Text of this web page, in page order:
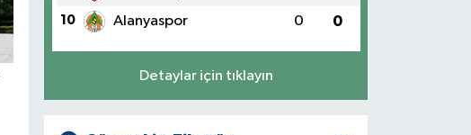
10 Alanyaspor 0 0
Detaylar için tıklayın